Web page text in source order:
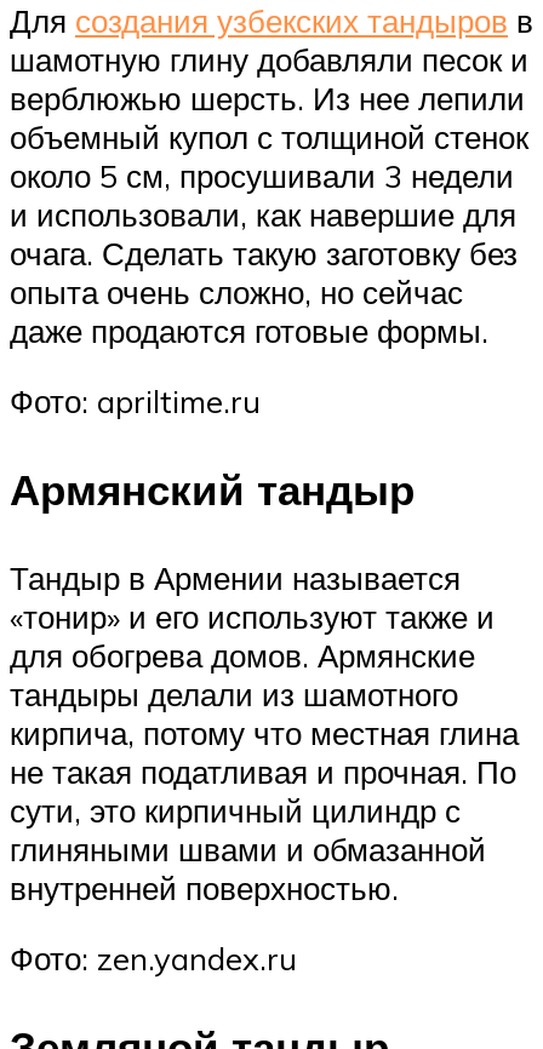
Для создания узбекских тандыров в
шамотную глину добавляли песок и
верблюжью шерсть. Из нее лепили
объемный купол с толщиной стенок
около 5 см, просушивали 3 недели
и использовали, как навершие для
очага. Сделать такую заготовку без
опыта очень сложно, но сейчас
даже продаются готовые формы.
Фото: apriltime.ru
Армянский тандыр
Тандыр в Армении называется
«тонир» и его используют также и
для обогрева домов. Армянские
тандыры делали из шамотного
кирпича, потому что местная глина
не такая податливая и прочная. По
сути, это кирпичный цилиндр с
глиняными швами и обмазанной
внутренней поверхностью.
Фото: zen.yandex.ru